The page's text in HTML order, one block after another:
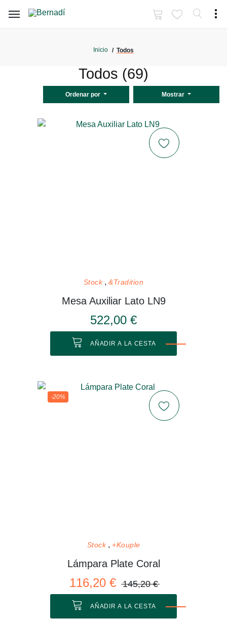
Inicio Todos
Todos (69)
Ordenar por Mostrar
Stock &Tradition
Mesa Auxiliar Lato LN9
522,00 €
AÑADIR A LA CESTA
-20%
Stock +Kouple
Lámpara Plate Coral
116,20 € 145,20 €
AÑADIR A LA CESTA